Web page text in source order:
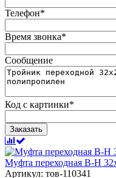
Телефон*
Время звонка*
Сообщение
Код с картинки*
Заказать
Муфта переходная В-Н
Артикул: тов-110341